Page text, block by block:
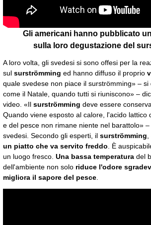
Gli americani hanno pubblicato
sulla loro degustazione del
A loro volta, gli svedesi si sono offesi per la
sul surströmming ed hanno diffuso il proprio
quale svedese non piace il surströmming» – si
come il Natale, quando tutti si riuniscono» –
video. «Il surströmming deve essere
Quando viene esposto al calore, l'acido lattico
e del pesce non rimane niente nel barattolo»
svedesi. Secondo gli esperti, il surströmming
un piatto che va servito freddo . È
un luogo fresco. Una bassa temperatura del
dell'ambiente non solo riduce l'odore
migliora il sapore del pesce